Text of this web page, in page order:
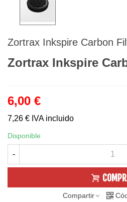
Zortrax Inkspire Carbon
Zortrax Inkspire
6,00 €
7,26 € IVA incluido
Disponible
-
Compartir